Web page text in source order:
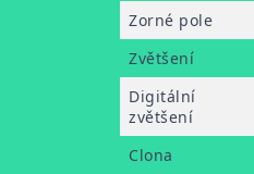
Zorné pole
Zvětšení
Digitální
zvětšení
Clona